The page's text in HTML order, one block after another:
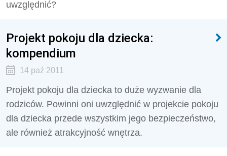
uwzględnić?
Projekt pokoju dla dziecka:
kompendium
14 paź 2011
Projekt pokoju dla dziecka to duże wyzwanie dla
rodziców. Powinni oni uwzględnić w projekcie pokoju
dla dziecka przede wszystkim jego bezpieczeństwo,
ale również atrakcyjność wnętrza.